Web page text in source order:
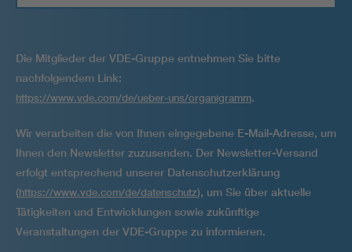
Die Mitglieder der VDE-Gruppe entnehmen Sie bitte
nachfolgendem Link:
https://www.vde.com/de/ueber-uns/organigramm.
Wir verarbeiten die von Ihnen eingegebene E-Mail-Adresse, um
Ihnen den Newsletter zuzusenden. Der Newsletter-Versand
erfolgt entsprechend unserer Datenschutzerklärung
(https://www.vde.com/de/datenschutz), um Sie über aktuelle
Tätigkeiten und Entwicklungen sowie zukünftige
Veranstaltungen der VDE-Gruppe zu informieren.